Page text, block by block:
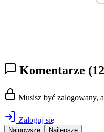
Komentarze
Musisz być zalogowany,
Zaloguj się
Najnowsze Najlepsze